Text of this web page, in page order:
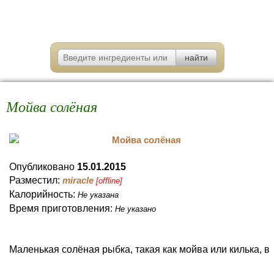
Мойва солёная
Опубликовано 15.01.2015
Разместил: miracle [offline]
Калорийность: Не указана
Время приготовления: Не указано
Маленькая солёная рыбка, такая как мойва или килька, в